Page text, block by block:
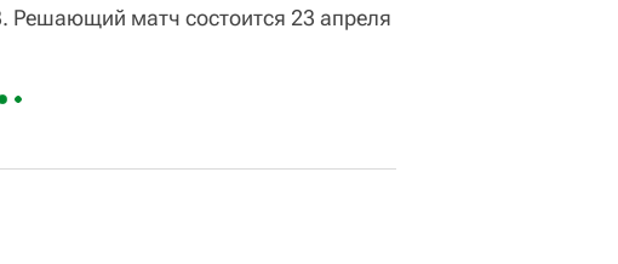
Решающий матч состоится 23 апреля